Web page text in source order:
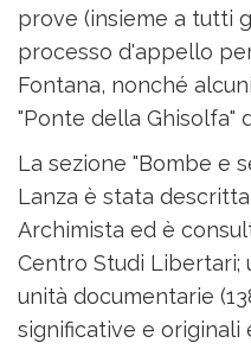
prove (insieme a tutti
processo d'appello
Fontana, nonché
"Ponte della Ghisolfa"
La sezione "Bombe e
Lanza è stata
Archimista ed è
Centro Studi Libertari;
unità documentarie
significative e originali